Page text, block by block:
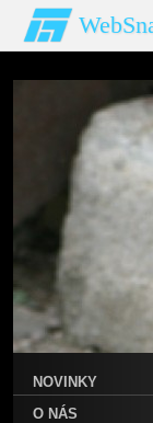
NOVINKY
O NÁS